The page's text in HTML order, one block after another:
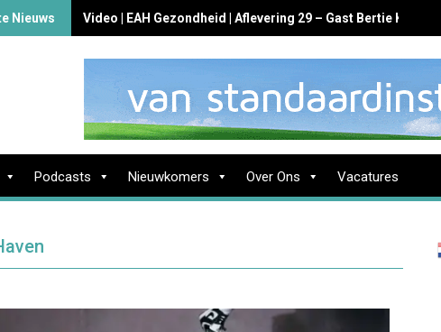
Nieuws Video | EAH Gezondheid | Aflevering 29 – Gast Bertie Koussen
Podcasts Nieuwkomers Over Ons Vacatures